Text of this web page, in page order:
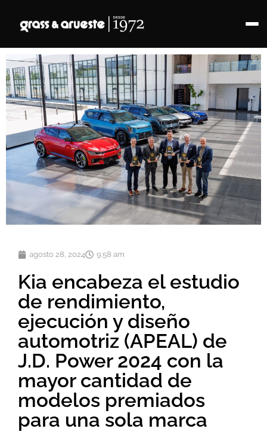
agosto 28, 2024 9:58 am
Kia encabeza el estudio
de rendimiento,
ejecución y diseño
automotriz (APEAL) de
J.D. Power 2024 con la
mayor cantidad de
modelos premiados
para una sola marca